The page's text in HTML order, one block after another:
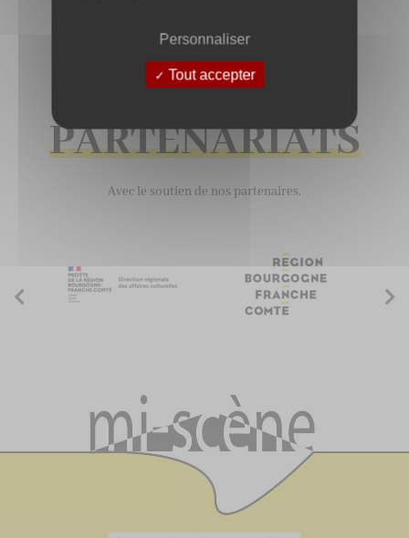
RETOUR À LA LISTE DES PORTRAITS
PARTENARIATS
Avec le soutien de nos partenaires.
Personnaliser
Tout accepter